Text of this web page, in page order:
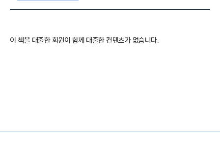
이 책을 대출한 회원이 함께 대출한 컨텐츠가 없습니다.